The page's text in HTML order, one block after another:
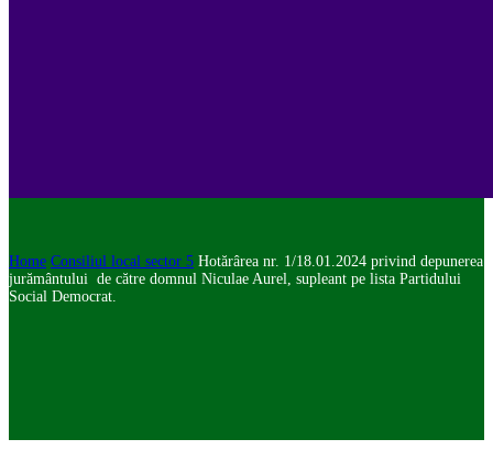
Home Consiliul local sector 5 Hotărârea nr. 1/18.01.2024 privind depunerea
jurământului de către domnul Niculae Aurel, supleant pe lista Partidului
Social Democrat.